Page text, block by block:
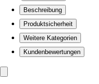
Beschreibung
Produktsicherheit
Weitere Kategorien
Kundenbewertungen